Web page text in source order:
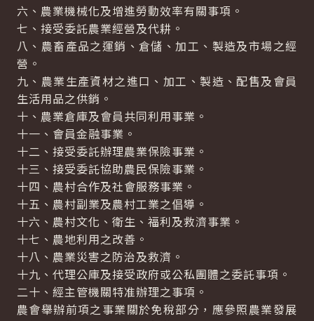
六、農業機械化及增進勞動效率有關事項。
七、接受委託農業經營及代耕。
八、農畜產品之運銷、倉儲、加工、製造及市場之經
營。
九、農業生產資材之進口、加工、製造、配售及會員
生活用品之供銷。
十、農業倉庫及會員共同利用事業。
十一、會員金融事業。
十二、接受委託辦理農業保險事業。
十三、接受委託協助農民保險事業。
十四、農村合作及社會服務事業。
十五、農村副業及農村工業之倡導。
十六、農村文化、衛生、福利及救濟事業。
十七、農地利用之改善。
十八、農業災害之防治及救濟。
十九、代理公庫及接受政府或公私團體之委託事項。
二十、經主管機關特准辦理之事項。
農會舉辦前項之事業關於免稅部分，應參照農業發展